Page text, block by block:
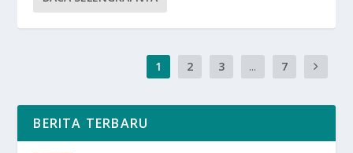
1 2 3 ... 7
BERITA TERBARU